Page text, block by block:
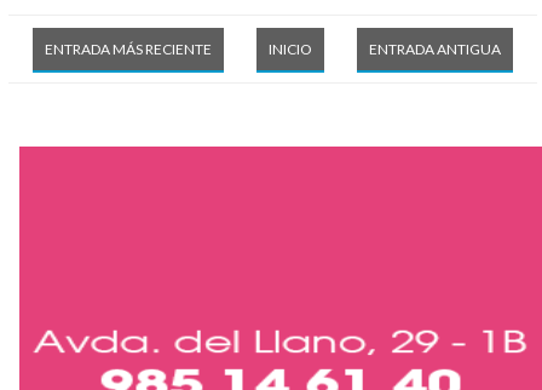
ENTRADA MÁS RECIENTE ENTRADA ANTIGUA
INICIO